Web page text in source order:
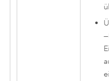
—